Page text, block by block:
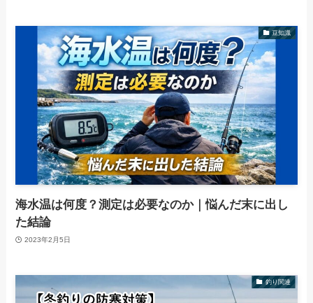
豆知識
海水温は何度？測定は必要なのか｜悩んだ末に出し
た結論
2023年2月5日
釣り関連